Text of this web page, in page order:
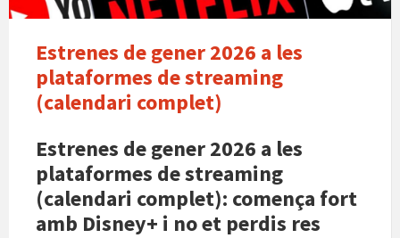
Estrenes de gener 2026 a les
plataformes de streaming
(calendari complet)
Estrenes de gener 2026 a les
plataformes de streaming
(calendari complet): comença fort
amb Disney+ i no et perdis res